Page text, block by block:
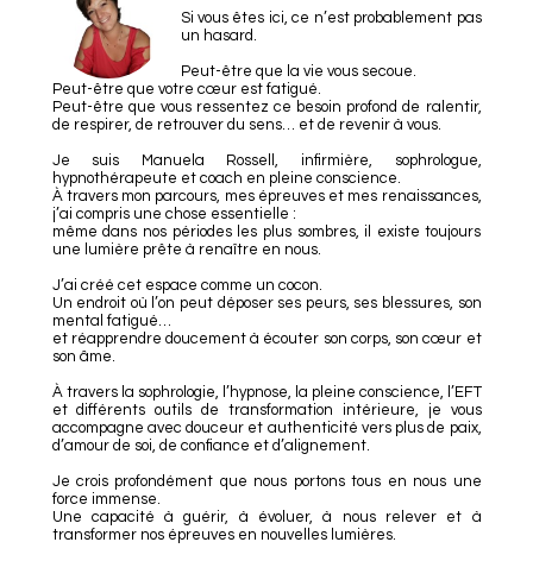
Si vous êtes ici, ce n’est probablement pas
un hasard.
Peut-être que la vie vous secoue.
Peut-être que votre cœur est fatigué.
Peut-être que vous ressentez ce besoin profond de ralentir,
de respirer, de retrouver du sens… et de revenir à vous.
Je suis Manuela Rossell, infirmière, sophrologue,
hypnothérapeute et coach en pleine conscience.
À travers mon parcours, mes épreuves et mes renaissances,
j’ai compris une chose essentielle :
même dans nos périodes les plus sombres, il existe toujours
une lumière prête à renaître en nous.
J’ai créé cet espace comme un cocon.
Un endroit où l’on peut déposer ses peurs, ses blessures, son
mental fatigué…
et réapprendre doucement à écouter son corps, son cœur et
son âme.
À travers la sophrologie, l’hypnose, la pleine conscience, l’EFT
et différents outils de transformation intérieure, je vous
accompagne avec douceur et authenticité vers plus de paix,
d’amour de soi, de confiance et d’alignement.
Je crois profondément que nous portons tous en nous une
force immense.
Une capacité à guérir, à évoluer, à nous relever et à
transformer nos épreuves en nouvelles lumières.